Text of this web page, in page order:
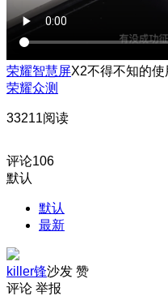
荣耀智慧屏X2不得不知的使
荣耀众测
33211阅读
评论106
默认
默认
最新
killer锋沙发 赞
评论 举报